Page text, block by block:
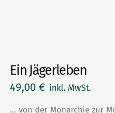
Ein Jägerleben
49,00 € inkl. MwSt.
… von der Monarchie zur